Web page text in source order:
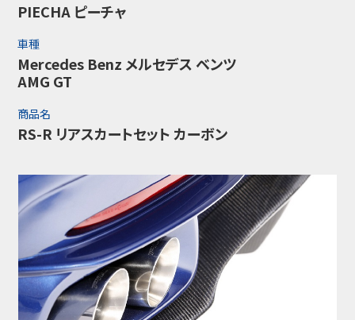
PIECHA ピーチャ
車種
Mercedes Benz メルセデス ベンツ
AMG GT
商品名
RS-R リアスカートセット カーボン